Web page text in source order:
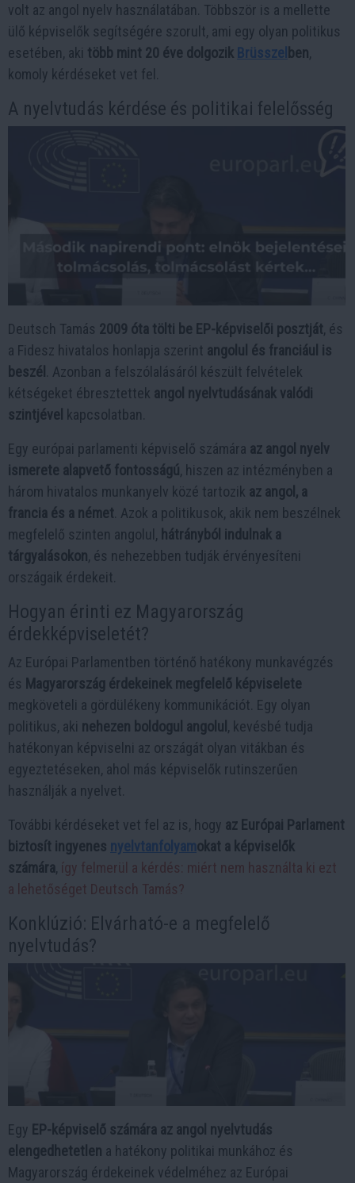
volt az angol nyelv használatában. Többször is a mellette
ülő képviselők segítségére szorult, ami egy olyan politikus
esetében, aki több mint 20 éve dolgozik Brüsszel ben,
komoly kérdéseket vet fel.
A nyelvtudás kérdése és politikai felelősség
Deutsch Tamás 2009 óta tölti be EP-képviselői posztját, és
a Fidesz hivatalos honlapja szerint angolul és franciául is
beszél
. Azonban a felszólalásáról készült felvételek
kétségeket ébresztettek angol nyelvtudásának valódi
szintjével kapcsolatban.
Egy európai parlamenti képviselő számára az angol nyelv
ismerete alapvető fontosságú, hiszen az intézményben a
három hivatalos munkanyelv közé tartozik az angol, a
francia és a német . Azok a politikusok, akik nem beszélnek
megfelelő szinten angolul, hátrányból indulnak a
tárgyalásokon, és nehezebben tudják érvényesíteni
országaik érdekeit.
Hogyan érinti ez Magyarország
érdekképviseletét?
Az Európai Parlamentben történő hatékony munkavégzés
és Magyarország érdekeinek megfelelő képviselete
megköveteli a gördülékeny kommunikációt. Egy olyan
politikus, aki nehezen boldogul angolul , kevésbé tudja
hatékonyan képviselni az országát olyan vitákban és
egyeztetéseken, ahol más képviselők rutinszerűen
használják a nyelvet.
További kérdéseket vet fel az is, hogy az Európai Parlament
biztosít ingyenes nyelvtanfolyamokat a képviselők
számára, így felmerül a kérdés: miért nem használta ki ezt
a lehetőséget Deutsch Tamás?
Konklúzió: Elvárható-e a megfelelő
nyelvtudás?
Egy EP-képviselő számára az angol nyelvtudás
elengedhetetlen a hatékony politikai munkához és
Magyarország érdekeinek védelméhez az Európai